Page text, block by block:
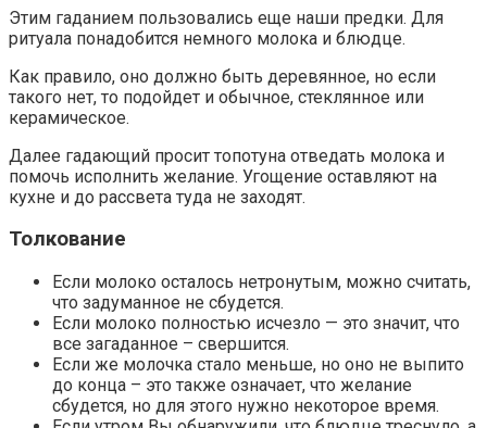
Этим гаданием пользовались еще наши предки. Для
ритуала понадобится немного молока и блюдце.
Как правило, оно должно быть деревянное, но если
такого нет, то подойдет и обычное, стеклянное или
керамическое.
Далее гадающий просит топотуна отведать молока и
помочь исполнить желание. Угощение оставляют на
кухне и до рассвета туда не заходят.
Толкование
Если молоко осталось нетронутым, можно считать,
что задуманное не сбудется.
Если молоко полностью исчезло — это значит, что
все загаданное – свершится.
Если же молочка стало меньше, но оно не выпито
до конца – это также означает, что желание
сбудется, но для этого нужно некоторое время.